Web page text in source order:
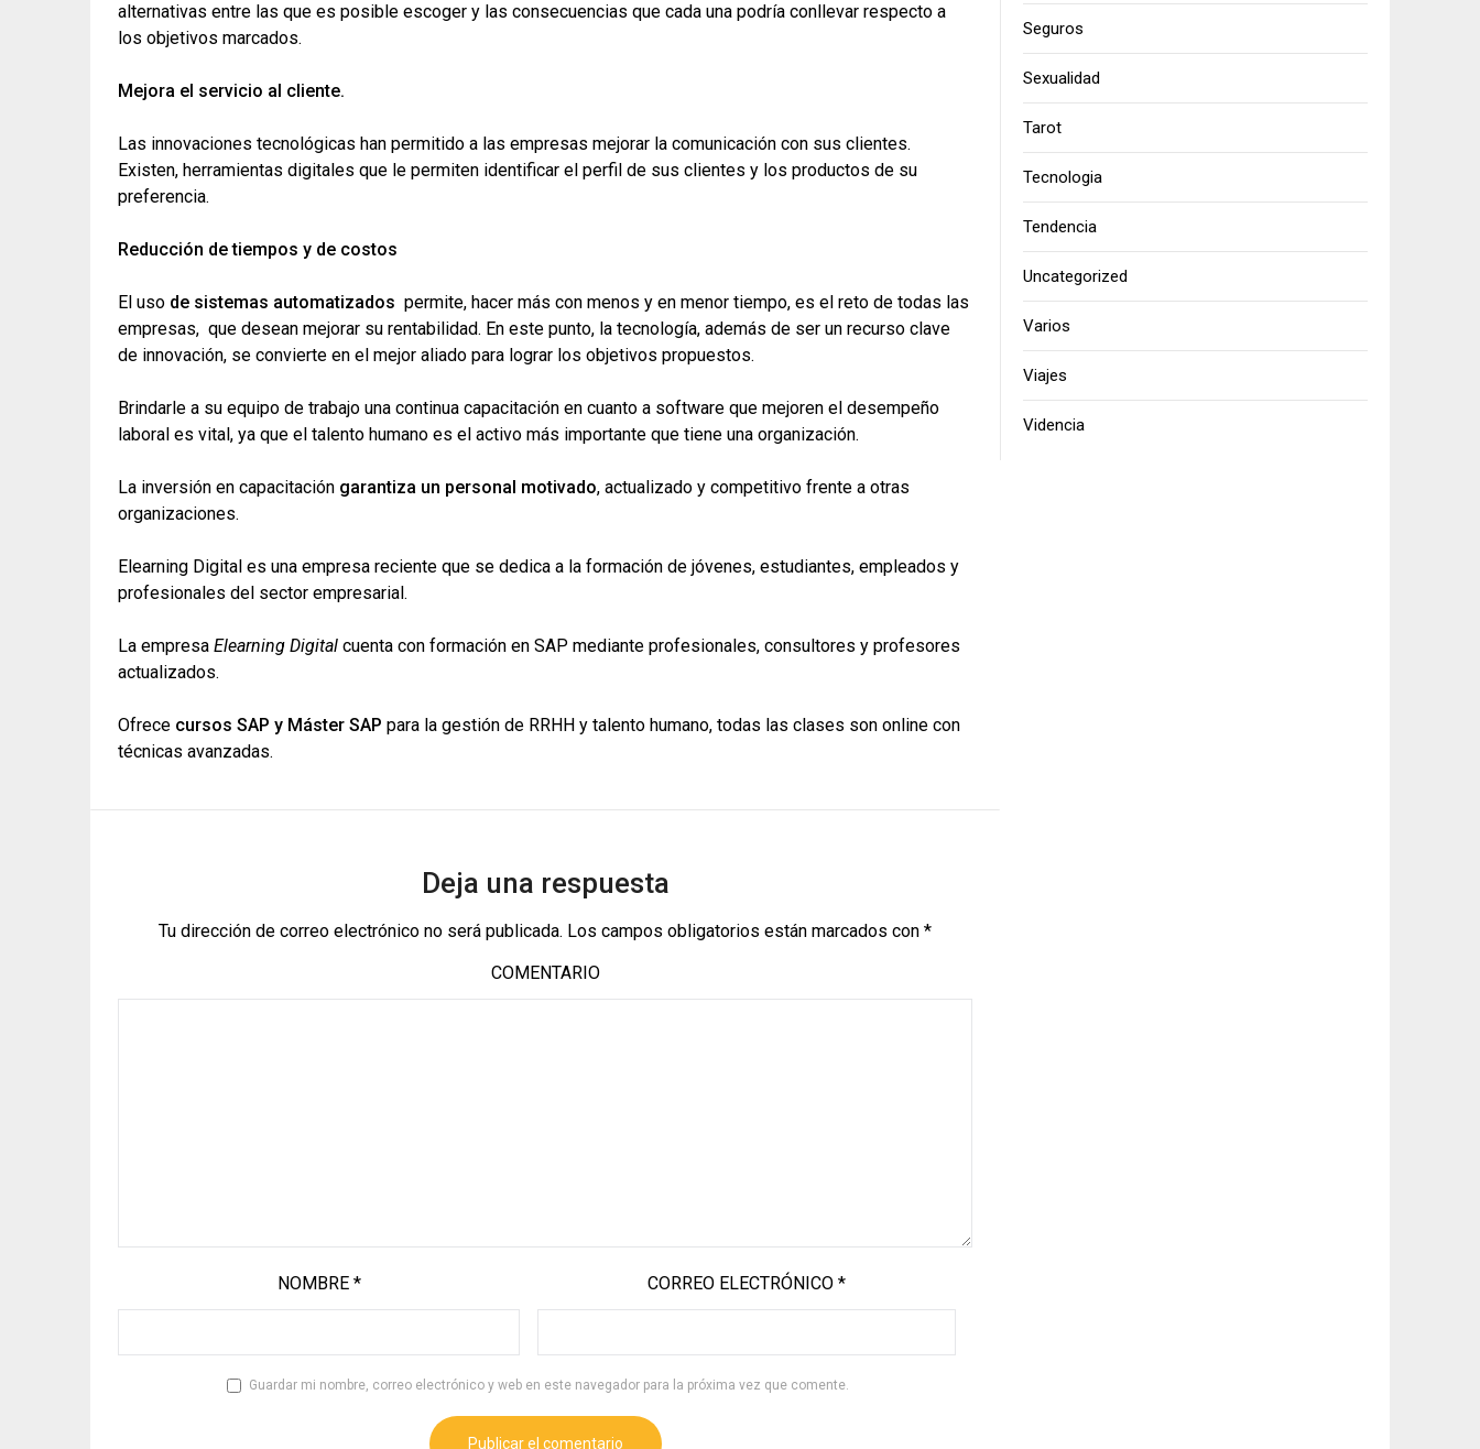
alternativas entre las que es posible escoger y las consecuencias que cada una podría conllevar respecto a
los objetivos marcados.
Mejora el servicio al cliente.
Las innovaciones tecnológicas han permitido a las empresas mejorar la comunicación con sus clientes.
Existen, herramientas digitales que le permiten identificar el perfil de sus clientes y los productos de su
preferencia.
Reducción de tiempos y de costos
El uso de sistemas automatizados permite, hacer más con menos y en menor tiempo, es el reto de todas las
empresas, que desean mejorar su rentabilidad. En este punto, la tecnología, además de ser un recurso clave
de innovación, se convierte en el mejor aliado para lograr los objetivos propuestos.
Brindarle a su equipo de trabajo una continua capacitación en cuanto a software que mejoren el desempeño
laboral es vital, ya que el talento humano es el activo más importante que tiene una organización.
La inversión en capacitación garantiza un personal motivado, actualizado y competitivo frente a otras
organizaciones.
Elearning Digital es una empresa reciente que se dedica a la formación de jóvenes, estudiantes, empleados y
profesionales del sector empresarial.
La empresa Elearning Digital cuenta con formación en SAP mediante profesionales, consultores y profesores
actualizados.
Ofrece cursos SAP y Máster SAP para la gestión de RRHH y talento humano, todas las clases son online con
técnicas avanzadas.
Deja una respuesta
Tu dirección de correo electrónico no será publicada. Los campos obligatorios están marcados con *
COMENTARIO
NOMBRE * CORREO ELECTRÓNICO *
Guardar mi nombre, correo electrónico y web en este navegador para la próxima vez que comente.
Seguros
Sexualidad
Tarot
Tecnologia
Tendencia
Uncategorized
Varios
Viajes
Videncia